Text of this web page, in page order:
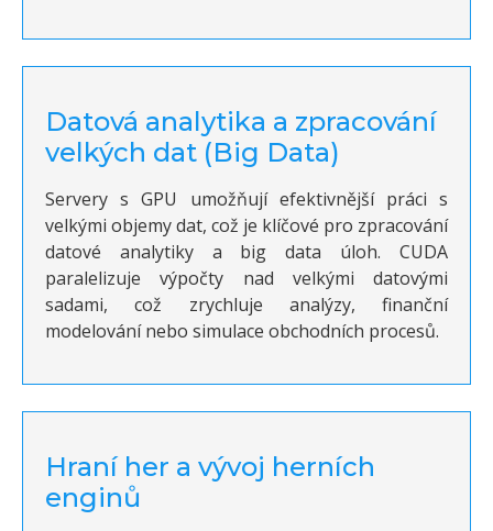
Datová analytika a zpracování
velkých dat (Big Data)
Servery s GPU umožňují efektivnější práci s
velkými objemy dat, což je klíčové pro zpracování
datové analytiky a big data úloh. CUDA
paralelizuje výpočty nad velkými datovými
sadami, což zrychluje analýzy, finanční
modelování nebo simulace obchodních procesů.
Hraní her a vývoj herních
enginů